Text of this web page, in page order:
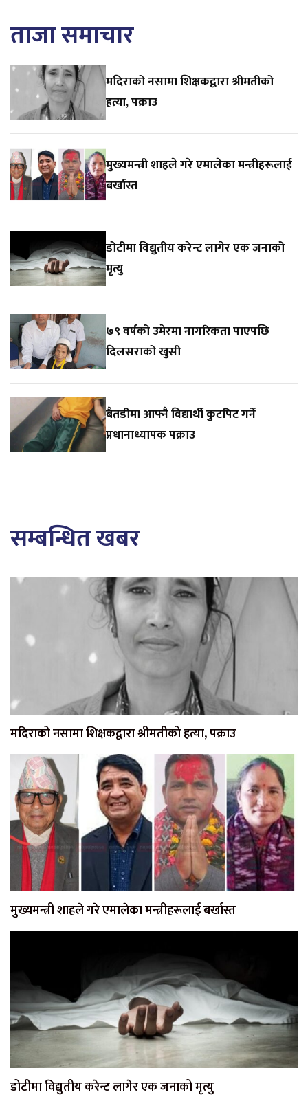
ताजा समाचार
मदिराको नसामा शिक्षकद्वारा श्रीमतीको
हत्या, पक्राउ
मुख्यमन्त्री शाहले गरे एमालेका मन्त्रीहरूलाई
बर्खास्त
डोटीमा विद्युतीय करेन्ट लागेर एक जनाको
मृत्यु
७९ वर्षको उमेरमा नागरिकता पाएपछि
दिलसराको खुसी
बैतडीमा आफ्नै विद्यार्थी कुटपिट गर्ने
प्रधानाध्यापक पक्राउ
सम्बन्धित खबर
मदिराको नसामा शिक्षकद्वारा श्रीमतीको हत्या, पक्राउ
मुख्यमन्त्री शाहले गरे एमालेका मन्त्रीहरूलाई बर्खास्त
डोटीमा विद्युतीय करेन्ट लागेर एक जनाको मृत्यु